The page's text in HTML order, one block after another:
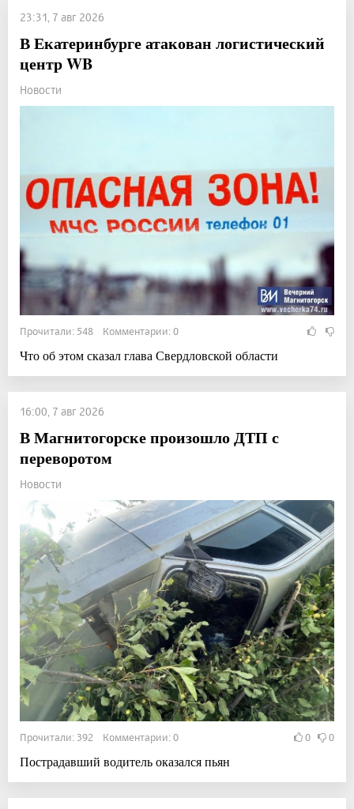
23:31, 7 авг 2026
В Екатеринбурге атакован логистический
центр WB
Новости
Прочитали: 548 Комментарии: 0
Что об этом сказал глава Свердловской области
16:00, 7 авг 2026
В Магнитогорске произошло ДТП с
переворотом
Новости
Прочитали: 392 Комментарии: 0 0 0
Пострадавший водитель оказался пьян